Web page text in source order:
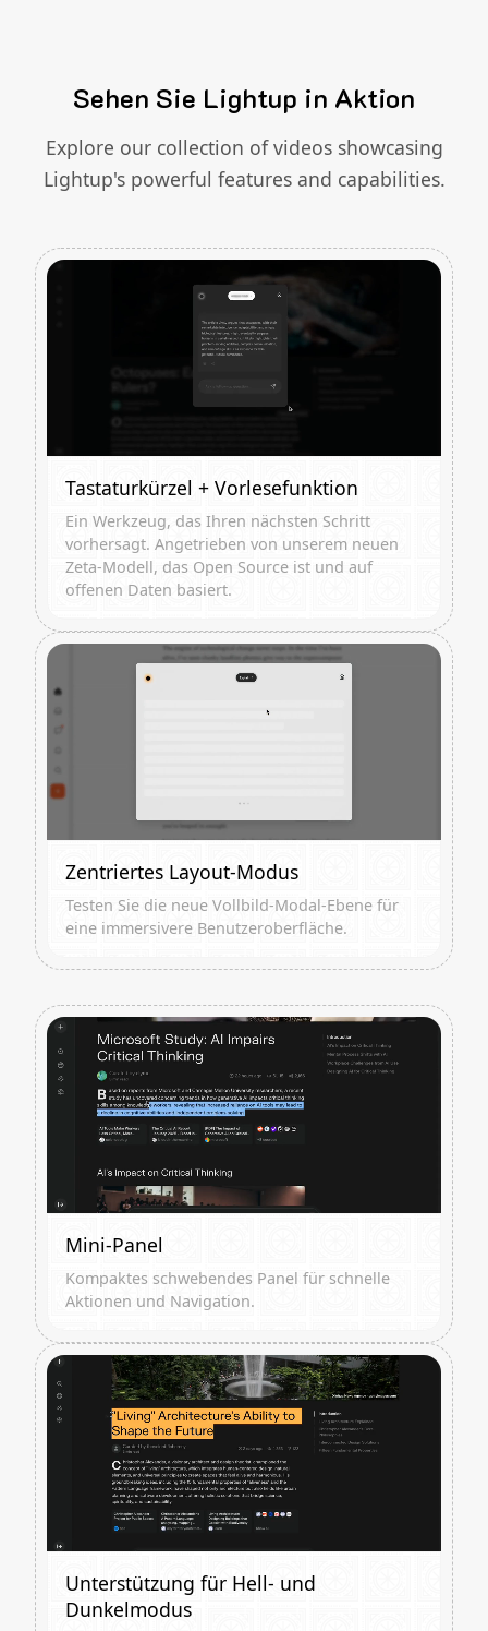
Sehen Sie Lightup in Aktion
Explore our collection of videos showcasing
Lightup's powerful features and capabilities.
Tastaturkürzel + Vorlesefunktion
Ein Werkzeug, das Ihren nächsten Schritt
vorhersagt. Angetrieben von unserem neuen
Zeta-Modell, das Open Source ist und auf
offenen Daten basiert.
Zentriertes Layout-Modus
Testen Sie die neue Vollbild-Modal-Ebene für
eine immersivere Benutzeroberfläche.
Mini-Panel
Kompaktes schwebendes Panel für schnelle
Aktionen und Navigation.
Unterstützung für Hell- und
Dunkelmodus